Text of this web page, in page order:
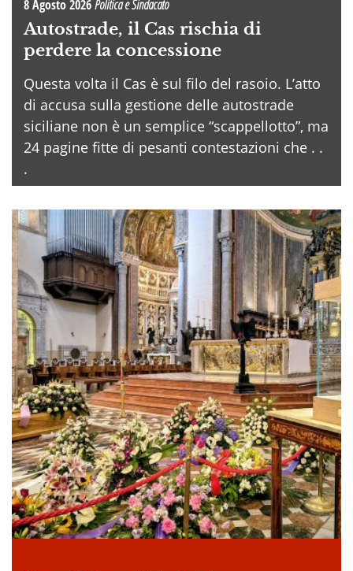
8 Agosto 2026Politica e Sindacato
Autostrade, il Cas rischia di
perdere la concessione
Questa volta il Cas è sul filo del rasoio. L’atto
di accusa sulla gestione delle autostrade
siciliane non è un semplice “scappellotto”, ma
24 pagine fitte di pesanti contestazioni che . .
.